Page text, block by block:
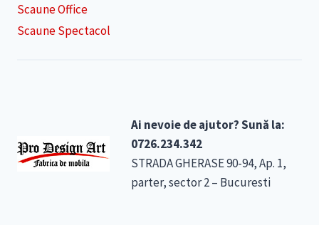
Scaune Office
Scaune Spectacol
Ai nevoie de ajutor? Sună la:
0726.234.342
STRADA GHERASE 90-94, Ap. 1,
parter, sector 2 – Bucuresti